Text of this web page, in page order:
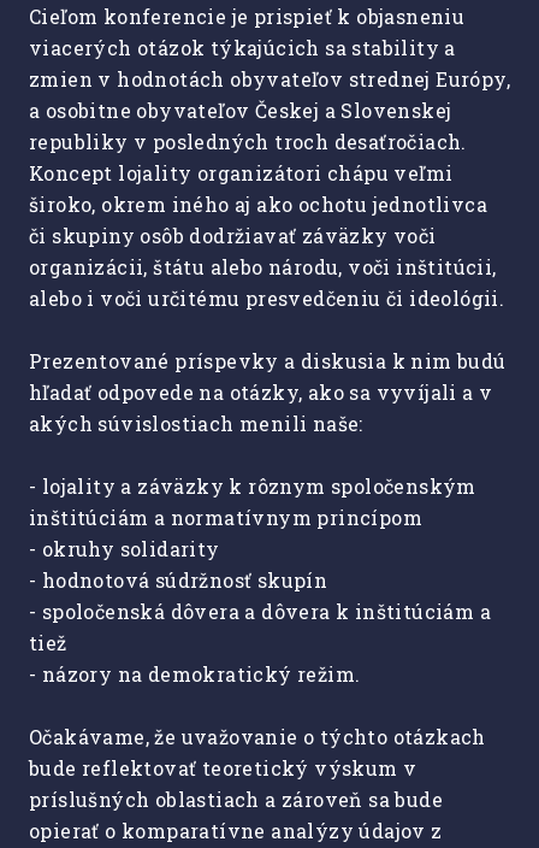
Cieľom konferencie je prispieť k objasneniu
viacerých otázok týkajúcich sa stability a
zmien v hodnotách obyvateľov strednej Európy,
a osobitne obyvateľov Českej a Slovenskej
republiky v posledných troch desaťročiach.
Koncept lojality organizátori chápu veľmi
široko, okrem iného aj ako ochotu jednotlivca
či skupiny osôb dodržiavať záväzky voči
organizácii, štátu alebo národu, voči inštitúcii,
alebo i voči určitému presvedčeniu či ideológii.
Prezentované príspevky a diskusia k nim budú
hľadať odpovede na otázky, ako sa vyvíjali a v
akých súvislostiach menili naše:
- lojality a záväzky k rôznym spoločenským
inštitúciám a normatívnym princípom
- okruhy solidarity
- hodnotová súdržnosť skupín
- spoločenská dôvera a dôvera k inštitúciám a
tiež
- názory na demokratický režim.
Očakávame, že uvažovanie o týchto otázkach
bude reflektovať teoretický výskum v
príslušných oblastiach a zároveň sa bude
opierať o komparatívne analýzy údajov z